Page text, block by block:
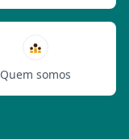
Quem somos